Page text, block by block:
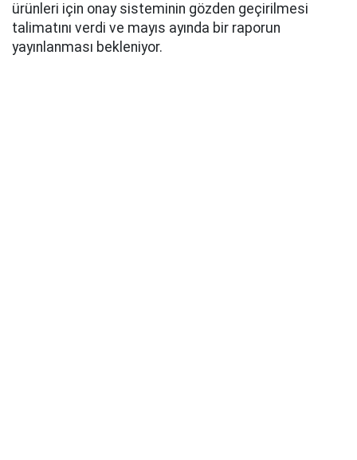
ürünleri için onay sisteminin gözden geçirilmesi
talimatını verdi ve mayıs ayında bir raporun
yayınlanması bekleniyor.